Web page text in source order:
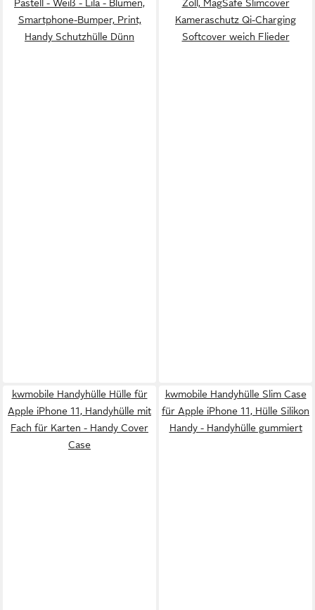
Pastell - Weiß - Lila - Blumen,
Smartphone-Bumper, Print,
Handy Schutzhülle Dünn
Zoll, MagSafe Slimcover
Kameraschutz Qi-Charging
Softcover weich Flieder
kwmobile Handyhülle Hülle für
Apple iPhone 11, Handyhülle mit
Fach für Karten - Handy Cover
Case
kwmobile Handyhülle Slim Case
für Apple iPhone 11, Hülle Silikon
Handy - Handyhülle gummiert